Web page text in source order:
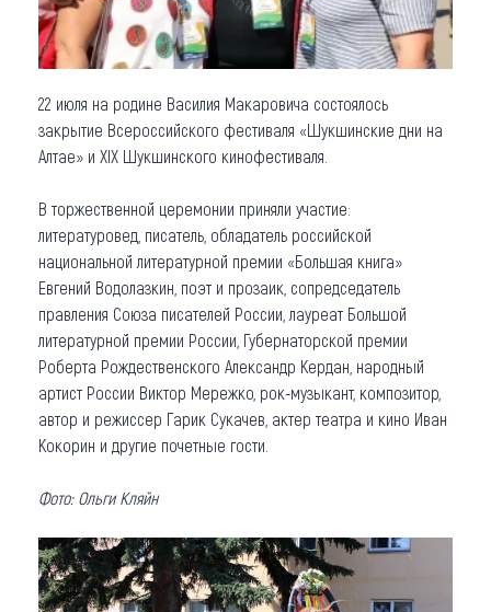
22 июля на родине Василия Макаровича состоялось
закрытие Всероссийского фестиваля «Шукшинские дни на
Алтае» и XIX Шукшинского кинофестиваля.
В торжественной церемонии приняли участие:
литературовед, писатель, обладатель российской
национальной литературной премии «Большая книга»
Евгений Водолазкин, поэт и прозаик, сопредседатель
правления Союза писателей России, лауреат Большой
литературной премии России, Губернаторской премии
Роберта Рождественского Александр Кердан, народный
артист России Виктор Мережко, рок-музыкант, композитор,
автор и режиссер Гарик Сукачев, актер театра и кино Иван
Кокорин и другие почетные гости.
Фото: Ольги Кляйн